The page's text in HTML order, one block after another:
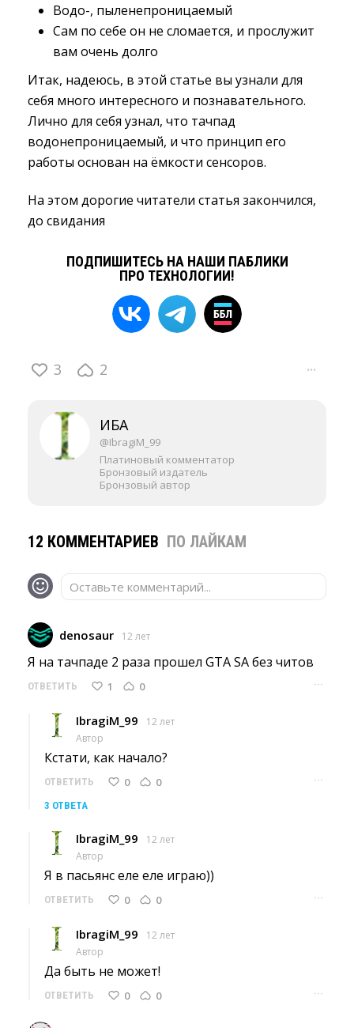
Водо-, пыленепроницаемый
Сам по себе он не сломается, и прослужит
вам очень долго
Итак, надеюсь, в этой статье вы узнали для
себя много интересного и познавательного.
Лично для себя узнал, что тачпад
водонепроницаемый, и что принцип его
работы основан на ёмкости сенсоров.
На этом дорогие читатели статья закончился,
до свидания
ПОДПИШИТЕСЬ НА НАШИ ПАБЛИКИ
ПРО ТЕХНОЛОГИИ!
3 2 ···
ИБА
@IbragiM_99
Платиновый комментатор
Бронзовый издатель
Бронзовый автор
12 КОММЕНТАРИЕВ ПО ЛАЙКАМ
Оставьте комментарий...
denosaur 12 лет
Я на тачпаде 2 раза прошел GTA SA без читов
ОТВЕТИТЬ 1 0 ···
IbragiM_99
12 лет
Автор
Кстати, как начало?
ОТВЕТИТЬ 0 0 ···
3 ОТВЕТА
IbragiM_99
12 лет
Автор
Я в пасьянс еле еле играю))
ОТВЕТИТЬ 0 0 ···
IbragiM_99
12 лет
Автор
Да быть не может!
ОТВЕТИТЬ 0 0 ···